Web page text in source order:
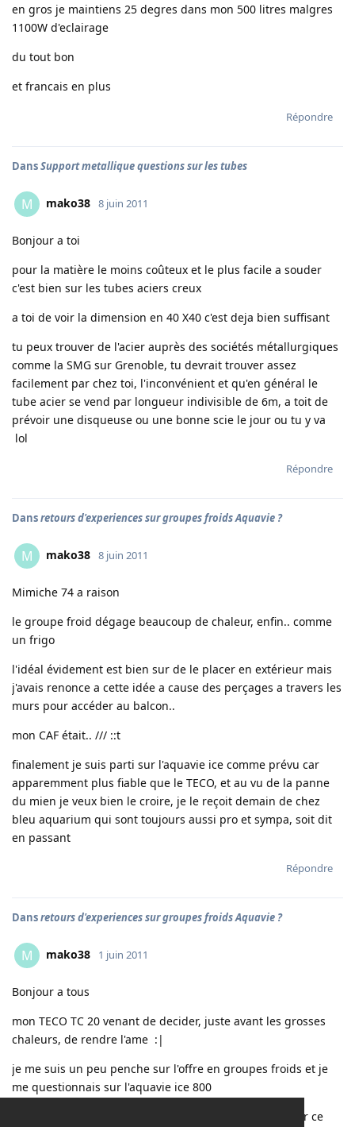
en gros je maintiens 25 degres dans mon 500 litres malgres
1100W d'eclairage
du tout bon
et francais en plus
Répondre
DansSupport metallique questions sur les tubes
M mako38 8 juin 2011
Bonjour a toi
pour la matière le moins coûteux et le plus facile a souder
c'est bien sur les tubes aciers creux
a toi de voir la dimension en 40 X40 c'est deja bien suffisant
tu peux trouver de l'acier auprès des sociétés métallurgiques
comme la SMG sur Grenoble, tu devrait trouver assez
facilement par chez toi, l'inconvénient et qu'en général le
tube acier se vend par longueur indivisible de 6m, a toit de
prévoir une disqueuse ou une bonne scie le jour ou tu y va
lol
Répondre
Dansretours d'experiences sur groupes froids Aquavie ?
M mako38 8 juin 2011
Mimiche 74 a raison
le groupe froid dégage beaucoup de chaleur, enfin.. comme
un frigo
l'idéal évidement est bien sur de le placer en extérieur mais
j'avais renonce a cette idée a cause des perçages a travers les
murs pour accéder au balcon..
mon CAF était.. /// ::t
finalement je suis parti sur l'aquavie ice comme prévu car
apparemment plus fiable que le TECO, et au vu de la panne
du mien je veux bien le croire, je le reçoit demain de chez
bleu aquarium qui sont toujours aussi pro et sympa, soit dit
en passant
Répondre
Dansretours d'experiences sur groupes froids Aquavie ?
M mako38 1 juin 2011
Bonjour a tous
mon TECO TC 20 venant de decider, juste avant les grosses
chaleurs, de rendre l'ame :|
je me suis un peu penche sur l'offre en groupes froids et je
me questionnais sur l'aquavie ice 800
certain d'entre vous ont ils des retours d'experience sur ce